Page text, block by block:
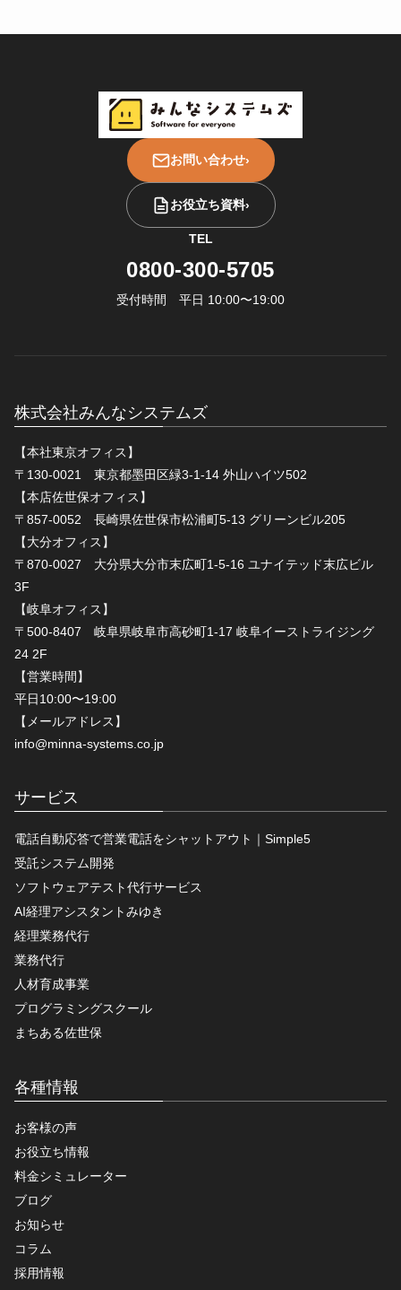
お問い合わせ›
お役立ち資料›
TEL
0800-300-5705
受付時間 平日 10:00〜19:00
株式会社みんなシステムズ
【本社東京オフィス】
〒130-0021 東京都墨田区緑3-1-14 外山ハイツ502
【本店佐世保オフィス】
〒857-0052 長崎県佐世保市松浦町5-13 グリーンビル205
【大分オフィス】
〒870-0027 大分県大分市末広町1-5-16 ユナイテッド末広ビル
3F
【岐阜オフィス】
〒500-8407 岐阜県岐阜市高砂町1-17 岐阜イーストライジング
24 2F
【営業時間】
平日10:00〜19:00
【メールアドレス】
info@minna-systems.co.jp
サービス
電話自動応答で営業電話をシャットアウト｜Simple5
受託システム開発
ソフトウェアテスト代行サービス
AI経理アシスタントみゆき
経理業務代行
業務代行
人材育成事業
プログラミングスクール
まちある佐世保
各種情報
お客様の声
お役立ち情報
料金シミュレーター
ブログ
お知らせ
コラム
採用情報